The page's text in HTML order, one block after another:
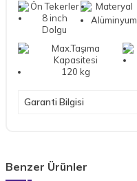
Ön Tekerler
8 inch
Dolgu
Materyal
Alüminyum
Max.Taşıma
Kapasitesi
120 kg
Garanti Bilgisi
Benzer Ürünler